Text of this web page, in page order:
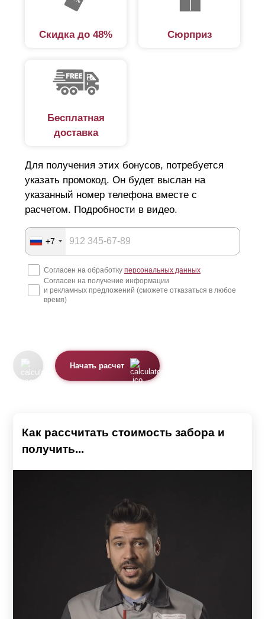
Скидка до 48% Сюрприз
Бесплатная
доставка
Для получения этих бонусов, потребуется
указать промокод. Он будет выслан на
указанный номер телефона вместе с
расчетом. Подробности в видео.
+7
Согласен на обработку персональных данных
Согласен на получение информации
и рекламных предложений (сможете отказаться в любое
время)
Начать расчет
Как рассчитать стоимость забора и
получить...